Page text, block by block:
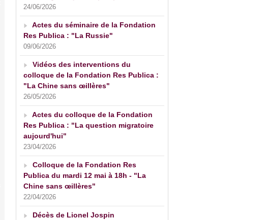
24/06/2026
Actes du séminaire de la Fondation
Res Publica : "La Russie"
09/06/2026
Vidéos des interventions du
colloque de la Fondation Res Publica :
"La Chine sans œillères"
26/05/2026
Actes du colloque de la Fondation
Res Publica : "La question migratoire
aujourd'hui"
23/04/2026
Colloque de la Fondation Res
Publica du mardi 12 mai à 18h - "La
Chine sans œillères"
22/04/2026
Décès de Lionel Jospin